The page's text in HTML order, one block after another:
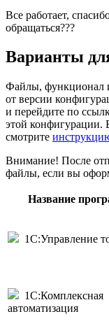
Все работает,
обращаться???
Варианты
Файлы, функционал
от версии
и перейдите по
этой конфигурации.
смотрите
Внимание! После
файлы, если вы
Название
1С:Управление
1С:Комплексная
автоматизация